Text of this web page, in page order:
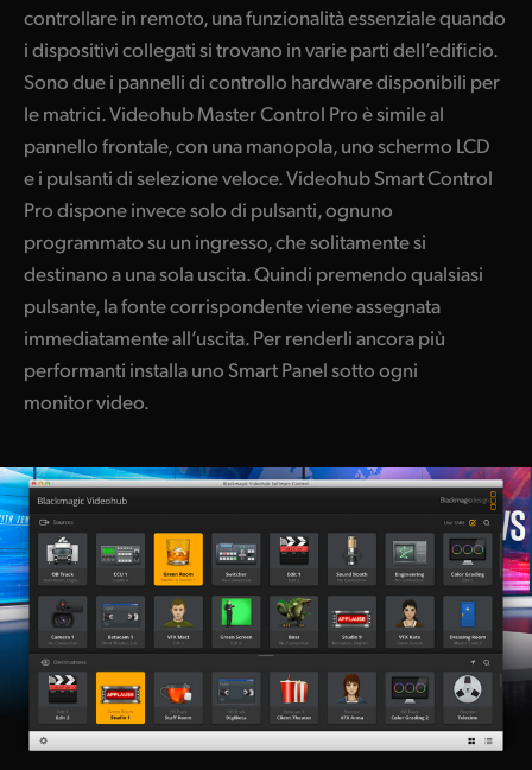
controllare in remoto, una funzionalità essenziale quando
i dispositivi collegati si trovano in varie parti dell’edificio.
Sono due i pannelli di controllo hardware disponibili per
le matrici. Videohub Master Control Pro è simile al
pannello frontale, con una manopola, uno schermo LCD
e i pulsanti di selezione veloce. Videohub Smart Control
Pro dispone invece solo di pulsanti, ognuno
programmato su un ingresso, che solitamente si
destinano a una sola uscita. Quindi premendo qualsiasi
pulsante, la fonte corrispondente viene assegnata
immediatamente all’uscita. Per renderli ancora più
performanti installa uno Smart Panel sotto ogni
monitor video.